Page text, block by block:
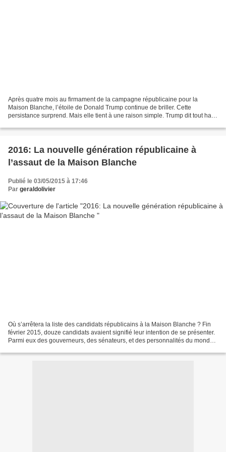
Après quatre mois au firmament de la campagne républicaine pour la
Maison Blanche, l’étoile de Donald Trump continue de briller. Cette
persistance surprend. Mais elle tient à une raison simple. Trump dit tout haut
2016: La nouvelle génération républicaine à
l’assaut de la Maison Blanche
Publié le 03/05/2015 à 17:46
Par geraldolivier
Où s’arrêtera la liste des candidats républicains à la Maison Blanche ? Fin
février 2015, douze candidats avaient signifié leur intention de se présenter.
Parmi eux des gouverneurs, des sénateurs, et des personnalités du monde